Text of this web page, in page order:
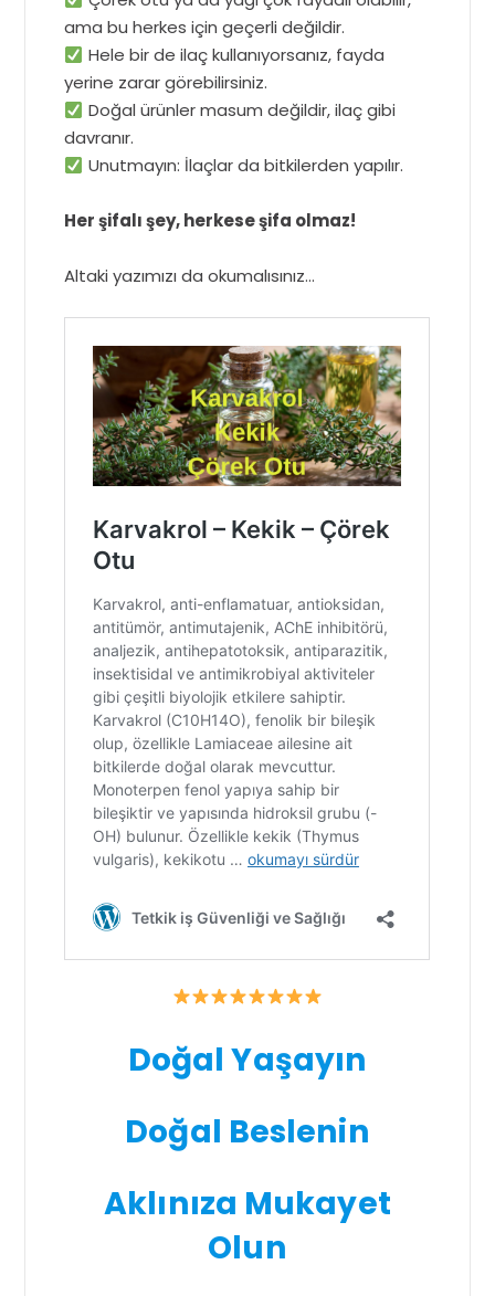
ama bu herkes için geçerli değildir.
Hele bir de ilaç kullanıyorsanız, fayda
yerine zarar görebilirsiniz.
Doğal ürünler masum değildir, ilaç gibi
davranır.
Unutmayın: İlaçlar da bitkilerden yapılır.
Her şifalı şey, herkese şifa olmaz!
Altaki yazımızı da okumalısınız…
Doğal Yaşayın
Doğal Beslenin
Aklınıza Mukayet
Olun